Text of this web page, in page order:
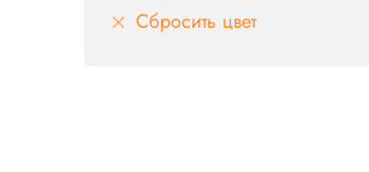
Сбросить цвет